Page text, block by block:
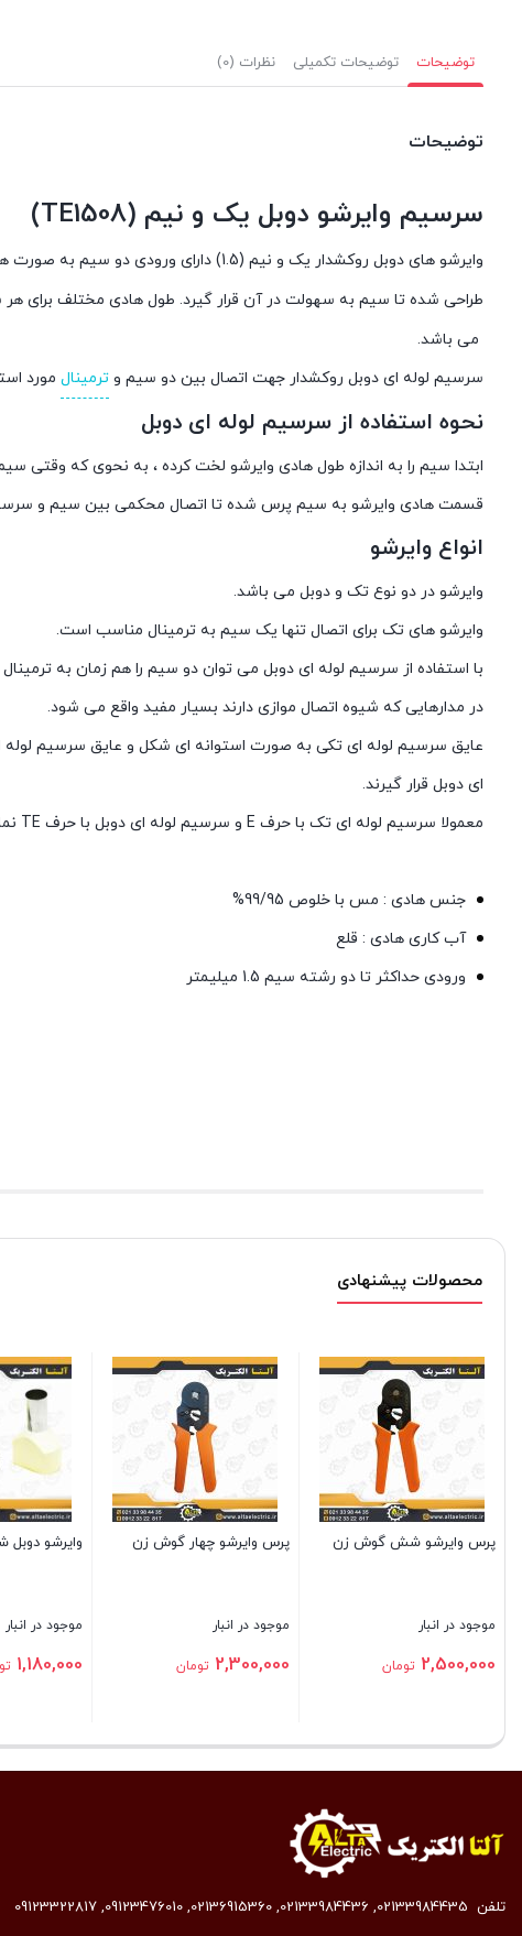
توضیحات توضیحات تکمیلی نظرات (0)
توضیحات
سرسیم وایرشو دوبل یک و نیم (TE1508)
وایرشو های دوبل روکشدار یک و نیم (1.5) دارای ورودی دو سیم به صورت هم زمان می باشد. دو سیم وارد سرسیم لوله ای دوبل شده و با
طراحی شده تا سیم به سهولت در آن قرار گیرد. طول هادی مختلف برای
می باشد.
سرسیم لوله ای دوبل روکشدار جهت اتصال بین دو سیم و ترمینال مورد
نحوه استفاده از سرسیم لوله ای دوبل
ابتدا سیم را به اندازه طول هادی وایرشو لخت کرده ، به نحوی که
قسمت هادی وایرشو به سیم پرس شده تا اتصال محکمی بین سیم و سرسیم
انواع وایرشو
وایرشو در دو نوع تک و دوبل می باشد.
وایرشو های تک برای اتصال تنها یک سیم به ترمینال مناسب است.
با استفاده از سرسیم لوله ای دوبل می توان دو سیم را هم زمان به
در مدارهایی که شیوه اتصال موازی دارند بسیار مفید واقع می شود.
عایق سرسیم لوله ای تکی به صورت استوانه ‌ای شکل و عایق سرسیم
ای دوبل قرار گیرند.
معمولا سرسیم لوله ای تک با حرف E و سرسیم لوله ای دوبل با حرف TE نمایش داده می شود.
جنس هادی : مس با خلوص 99/95%
آب کاری هادی : قلع
ورودی حداکثر تا دو رشته سیم 1.5 میلیمتر
محصولات پیشنهادی
پرس وایرشو شش گوش زن
موجود در انبار
2,500,000 تومان
بستن
پرس وایرشو چهار گوش زن
موجود در انبار
2,300,000 تومان
وایرشو دوبل
موجود در انبار
1,180,000
تلفن 02133984435
,
02133984436
,
02136915360
,
09123476010
,
09123322817